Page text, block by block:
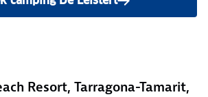
Resort, Tarragona-Tamarit,